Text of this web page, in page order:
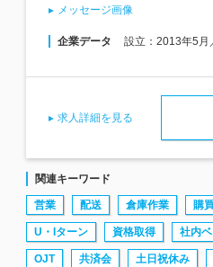
メッセージ画像
企業データ 設立：2013年5月
求人詳細を見る
関連キーワード
営業 配送 倉庫作業 購
U・Iターン 資格取得 社内
OJT 共済会 土日祝休み